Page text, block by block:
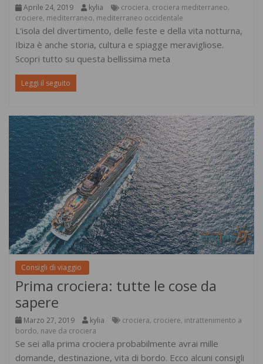
Aprile 24, 2019 kylia crociera, crociera mediterraneo,
crociere, mediterraneo, mediterraneo occidentale
L'isola del divertimento, delle feste e della vita notturna,
Ibiza è anche storia, cultura e spiagge meravigliose.
Scopri tutto su questa bellissima meta
Leggi il seguito
Consigli di viaggio
Prima crociera: tutte le cose da
sapere
Marzo 27, 2019 kylia crociera, crociere, intrattenimento a
bordo, nave da crociera
Se sei alla prima crociera probabilmente avrai mille
domande, destinazione, vita di bordo. Ecco alcuni consigli